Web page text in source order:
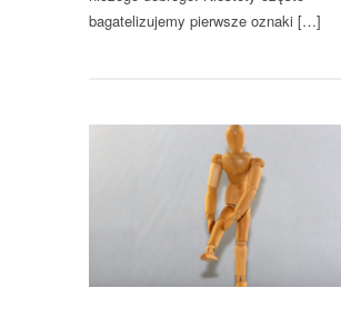
bagatelizujemy pierwsze oznaki […]